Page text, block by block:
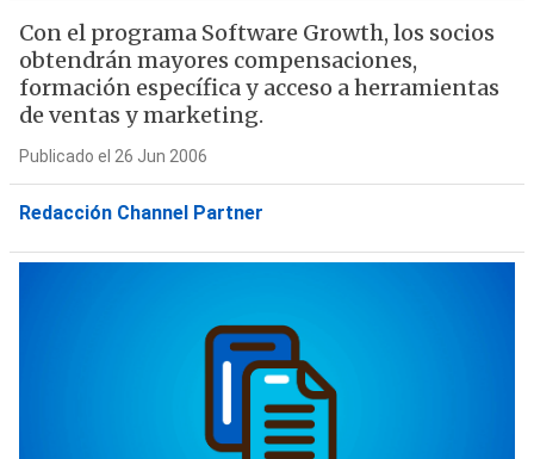
Con el programa Software Growth, los socios
obtendrán mayores compensaciones,
formación específica y acceso a herramientas
de ventas y marketing.
Publicado el 26 Jun 2006
Redacción Channel Partner